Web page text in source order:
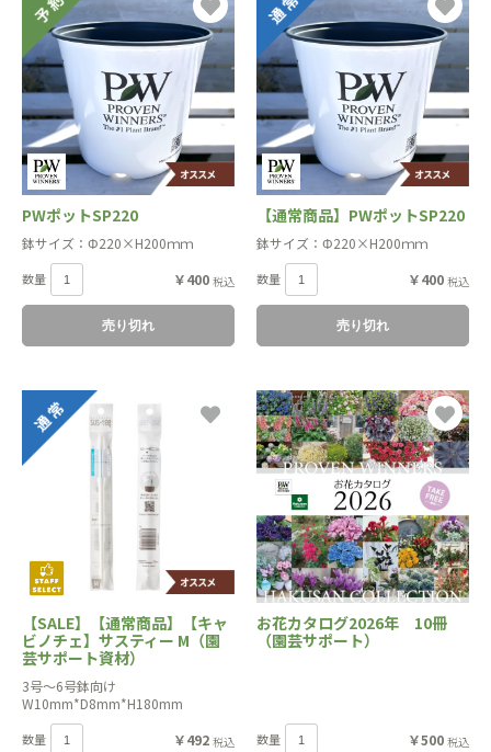
PWポットSP220
鉢サイズ：Φ220×H200ｍｍ
数量 ￥400 税込
売り切れ
【通常商品】PWポットSP220
鉢サイズ：Φ220×H200ｍｍ
数量 ￥400 税込
売り切れ
【SALE】【通常商品】【キャ
ビノチェ】サスティー M（園
芸サポート資材）
3号～6号鉢向け
W10mm*D8mm*H180mm
数量 ￥492 税込
お花カタログ2026年 10冊
（園芸サポート）
数量 ￥500 税込